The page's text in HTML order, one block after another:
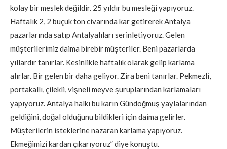
kolay bir meslek değildir. 25 yıldır bu mesleği yapıyoruz.
Haftalık 2, 2 buçuk ton civarında kar getirerek Antalya
pazarlarında satıp Antalyalıları serinletiyoruz. Gelen
müşterilerimiz daima birebir müşteriler. Beni pazarlarda
yıllardır tanırlar. Kesinlikle haftalık olarak gelip karlama
alırlar. Bir gelen bir daha geliyor. Zira beni tanırlar. Pekmezli,
portakallı, çilekli, vişneli meyve şuruplarından karlamaları
yapıyoruz. Antalya halkı bu karın Gündoğmuş yaylalarından
geldiğini, doğal olduğunu bildikleri için daima gelirler.
Müşterilerin isteklerine nazaran karlama yapıyoruz.
Ekmeğimizi kardan çıkarıyoruz” diye konuştu.